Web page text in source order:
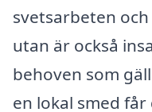
svetsarbeten
utan är också
behoven som
en lokal smed